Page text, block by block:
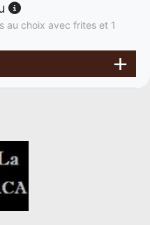
au choix avec frites et 1